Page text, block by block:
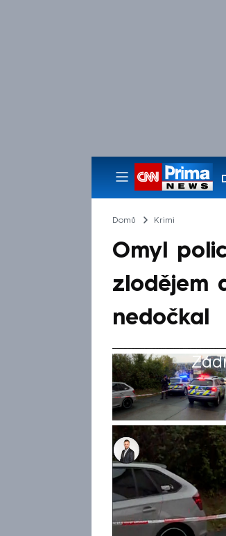
Domů Krimi
Omyl
zlodějem
nedočkal
Ondřej Pořízek
23. srp 2024, 23:42
Záměna za
prostříleli vůz,
když od té